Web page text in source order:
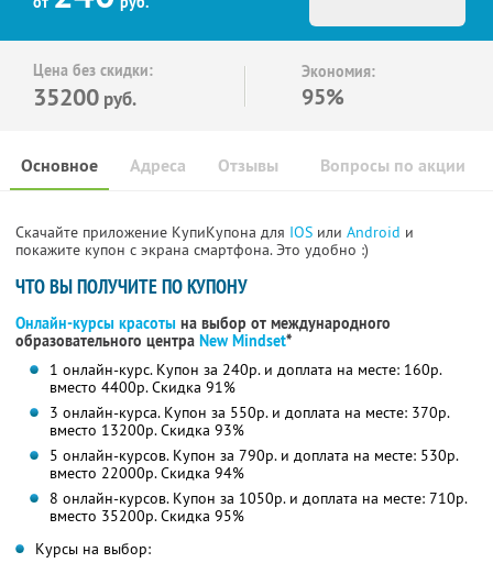
Цена без скидки:
35200 руб.
Экономия:
95%
Основное Отзывы Вопросы по акции
Адреса
Скачайте приложение КупиКупона для IOS или Android и
покажите купон с экрана смартфона. Это удобно :)
ЧТО ВЫ ПОЛУЧИТЕ ПО КУПОНУ
Онлайн-курсы красоты на выбор от международного
образовательного центра New Mindset*
1 онлайн-курс. Купон за 240р. и доплата на месте: 160р.
вместо 4400р.Скидка 91%
3 онлайн-курса. Купон за 550р. и доплата на месте: 370р.
вместо 13200р.Скидка 93%
5 онлайн-курсов. Купон за 790р. и доплата на месте: 530р.
вместо 22000р.Скидка 94%
8 онлайн-курсов. Купон за 1050р. и доплата на месте: 710р.
вместо 35200р.Скидка 95%
Курсы на выбор: